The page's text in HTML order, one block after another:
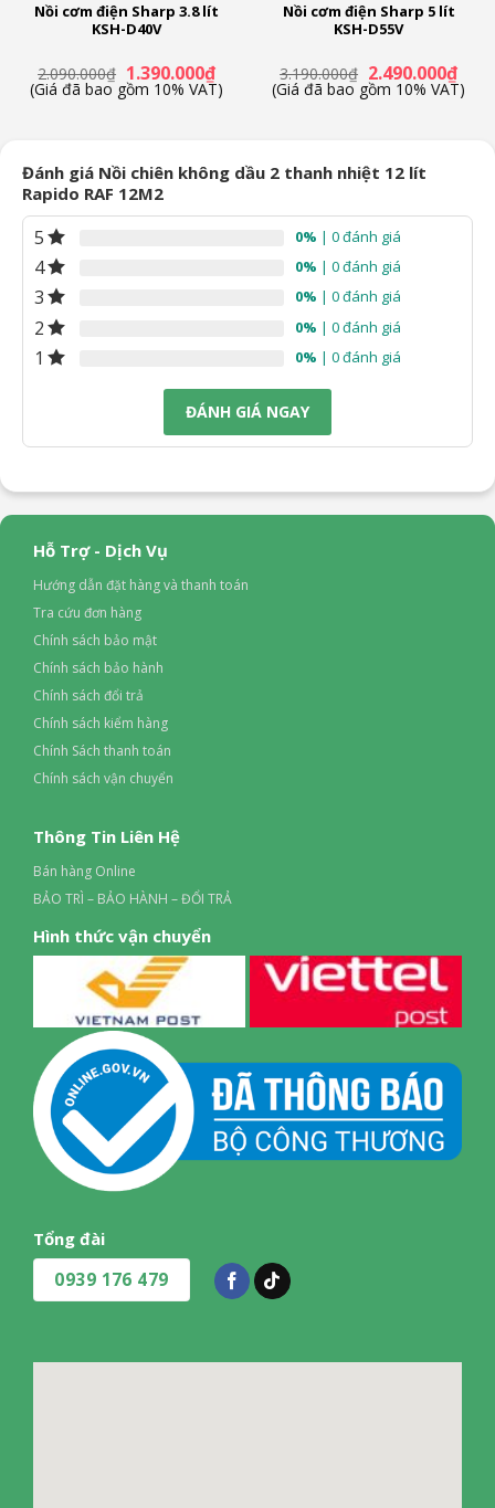
Nồi cơm điện Sharp 3.8 lít
KSH-D40V
2.090.000₫ Giá
gốc
là:
1.390.000₫Giá
hiện
tại
(Giá đã bao gồm 10% VAT)
Nồi cơm điện Sharp 5 lít
KSH-D55V
3.190.000₫ Giá
gốc
là:
2.490.000₫Giá
hiện
tại
(Giá đã bao gồm 10% VAT)
Đánh giá Nồi chiên không dầu 2 thanh nhiệt 12 lít
Rapido RAF 12M2
5 0% | 0 đánh giá
4 0% | 0 đánh giá
3 0% | 0 đánh giá
2 0% | 0 đánh giá
1 0% | 0 đánh giá
ĐÁNH GIÁ NGAY
Hỗ Trợ - Dịch Vụ
Hướng dẫn đặt hàng và thanh toán
Tra cứu đơn hàng
Chính sách bảo mật
Chính sách bảo hành
Chính sách đổi trả
Chính sách kiểm hàng
Chính Sách thanh toán
Chính sách vận chuyển
Thông Tin Liên Hệ
Bán hàng Online
BẢO TRÌ – BẢO HÀNH – ĐỔI TRẢ
Hình thức vận chuyển
Tổng đài
0939 176 479